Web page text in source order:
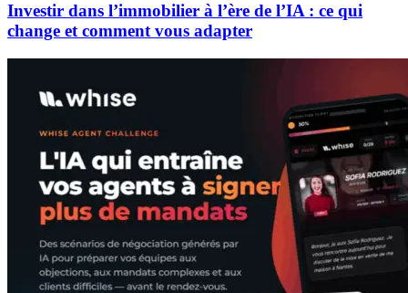
Investir dans l’immobilier à l’ère de l’IA : ce qui
change et comment vous adapter